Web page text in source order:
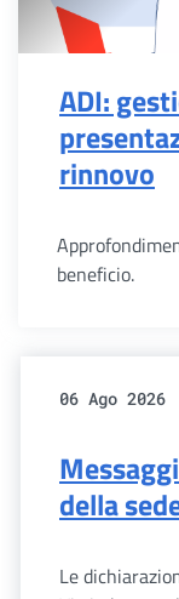
ADI:
rinnovo
beneficio.
06 Ago 2026
della
Le